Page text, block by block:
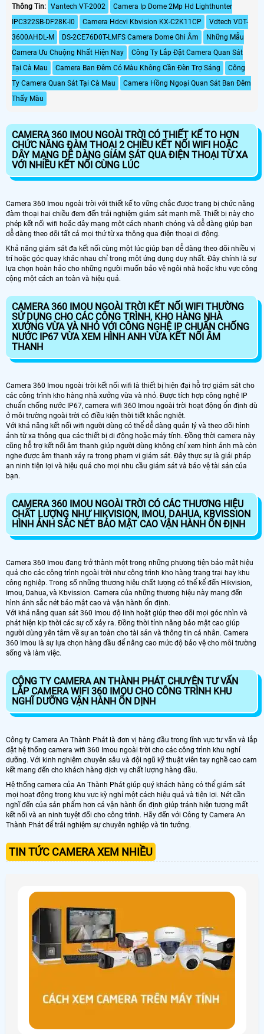
bảo an ninh cho công trình xây
dựng, đặc biệt là trong những khu
vực mà việc đi lại khó khăn hoặc
không có sẵn kết nối mạng ổn định.
3M0WE còn hỗ trợ 4 chế độ tự động
điều chỉnh cân bằng ánh sáng nhìn
ban đêm cho độ rõ nét như ban
ngày ngay cả trong bóng tối,camera
còn có khả năng chống chịu mọi
thời tiết mưa gió khi lắp đặt ngoài
trời
Thông Tin: Vantech VT-2002
Camera Ip Dome 2Mp Hd Lighthunter
IPC322SB-DF28K-I0
Camera Hdcvi Kbvision KX-C2K11CP
Vdtech VDT-
3600AHDL-M
DS-2CE76D0T-LMFS Camera Dome Ghi Âm
Những Mẫu
Camera Ưu Chuộng Nhất Hiện Nay
Công Ty Lắp Đặt Camera Quan Sát
Tại Cà Mau
Camera Ban Đêm Có Màu Không Cần Đèn Trợ Sáng
Công
Ty Camera Quan Sát Tại Cà Mau
Camera Hồng Ngoại Quan Sát Ban Đêm
Thấy Màu
CAMERA 360 IMOU NGOÀI TRỜI CÓ THIẾT KẾ TO HƠN
CHỨC NĂNG ĐÀM THOẠI 2 CHIỀU KẾT NỐI WIFI HOẶC
DÂY MẠNG DỄ DÀNG GIÁM SÁT QUA ĐIỆN THOẠI TỪ XA
VỚI NHIỀU KẾT NỐI CÙNG LÚC
Camera 360 Imou ngoài trời với thiết kế to vững chắc được trang bị chức năng
đàm thoại hai chiều đem đến trải nghiệm giám sát mạnh mẽ. Thiết bị này cho
phép kết nối wifi hoặc dây mạng một cách nhanh chóng và dễ dàng giúp bạn
dễ dàng theo dõi tất cả mọi thứ từ xa thông qua điện thoại di động.
Khả năng giám sát đa kết nối cùng một lúc giúp bạn dễ dàng theo dõi nhiều vị
trí hoặc góc quay khác nhau chỉ trong một ứng dụng duy nhất. Đây chính là sự
lựa chọn hoàn hảo cho những người muốn bảo vệ ngôi nhà hoặc khu vực công
cộng một cách an toàn và hiệu quả.
CAMERA 360 IMOU NGOÀI TRỜI KẾT NỐI WIFI THƯỜNG
SỬ DỤNG CHO CÁC CÔNG TRÌNH, KHO HÀNG NHÀ
XƯỞNG VỪA VÀ NHỎ VỚI CÔNG NGHỆ IP CHUẨN CHỐNG
NƯỚC IP67 VỪA XEM HÌNH ANH VỪA KẾT NỐI ÂM
THANH
Camera 360 Imou ngoài trời kết nối wifi là thiết bị hiện đại hỗ trợ giám sát cho
các công trình kho hàng nhà xưởng vừa và nhỏ. Được tích hợp công nghệ IP
chuẩn chống nước IP67, camera wifi 360 Imou ngoài trời hoạt động ổn định dù
ở môi trường ngoài trời có điều kiện thời tiết khắc nghiệt.
Với khả năng kết nối wifi người dùng có thể dễ dàng quản lý và theo dõi hình
ảnh từ xa thông qua các thiết bị di động hoặc máy tính. Đồng thời camera này
cũng hỗ trợ kết nối âm thanh giúp người dùng không chỉ xem hình ảnh mà còn
nghe được âm thanh xảy ra trong phạm vi giám sát. Đây thực sự là giải pháp
an ninh tiện lợi và hiệu quả cho mọi nhu cầu giám sát và bảo vệ tài sản của
bạn.
CAMERA 360 IMOU NGOÀI TRỜI CÓ CÁC THƯƠNG HIỆU
CHẤT LƯỢNG NHƯ HIKVISION, IMOU, DAHUA, KBVISSION
HÌNH ẢNH SẮC NÉT BẢO MẬT CAO VẬN HÀNH ỔN ĐỊNH
Camera 360 Imou đang trở thành một trong những phương tiện bảo mật hiệu
quả cho các công trình ngoài trời như công trình kho hàng trang trại hay khu
công nghiệp. Trong số những thương hiệu chất lượng có thể kể đến Hikvision,
Imou, Dahua, và Kbvission. Camera của những thương hiệu này mang đến
hình ảnh sắc nét bảo mật cao và vận hành ổn định.
Với khả năng quan sát 360 Imou độ linh hoặt giúp theo dõi mọi góc nhìn và
phát hiện kịp thời các sự cố xảy ra. Đồng thời tính năng bảo mật cao giúp
người dùng yên tâm về sự an toàn cho tài sản và thông tin cá nhân. Camera
360 Imou là sự lựa chọn hàng đầu để nâng cao mức độ bảo vệ cho môi trường
sống và làm việc.
CÔNG TY CAMERA AN THÀNH PHÁT CHUYÊN TƯ VẤN
LẮP CAMERA WIFI 360 IMOU CHO CÔNG TRÌNH KHU
NGHĨ DƯỠNG VẬN HÀNH ỔN DỊNH
Công ty Camera An Thành Phát là đơn vị hàng đầu trong lĩnh vực tư vấn và lắp
đặt hệ thống camera wifi 360 Imou ngoài trời cho các công trình khu nghỉ
dưỡng. Với kinh nghiệm chuyên sâu và đội ngũ kỹ thuật viên tay nghề cao cam
kết mang đến cho khách hàng dịch vụ chất lượng hàng đầu.
Hệ thống camera của An Thành Phát giúp quý khách hàng có thể giám sát
mọi hoạt động trong khu vực kỳ nghỉ một cách hiệu quả và tiện lợi. Nét cần
nghĩ đến của sản phẩm hơn cả vận hành ổn định giúp tránh hiện tượng mất
kết nối và an ninh tuyệt đối cho công trình. Hãy đến với Công ty Camera An
Thành Phát để trải nghiệm sự chuyên nghiệp và tin tưởng.
TIN TỨC CAMERA XEM NHIỀU